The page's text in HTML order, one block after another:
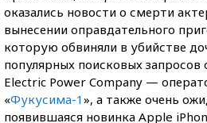
оказались новости о смерти
вынесении оправдательного
которую обвиняли в убийстве
популярных поисковых запросов
Electric Power Company —
«Фукусима-1 », а также очень
появившаяся новинка Apple